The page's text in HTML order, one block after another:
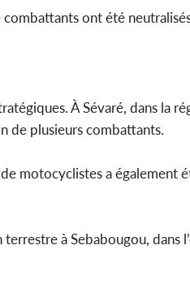
combattants ont été
À Sévaré, dans la
de plusieurs combattants.
motocyclistes a également
à Sebabougou,